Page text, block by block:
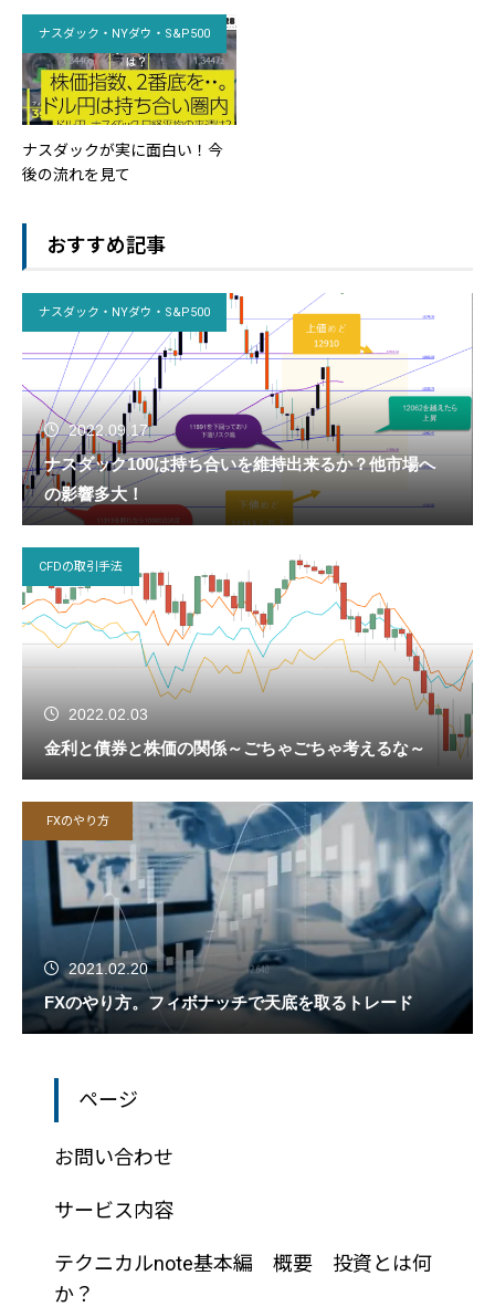
ナスダック・NYダウ・S&P500
ナスダックが実に面白い！今
後の流れを見て
おすすめ記事
ナスダック・NYダウ・S&P500
2022.09.17
ナスダック100は持ち合いを維持出来るか？他市場へ
の影響多大！
CFDの取引手法
2022.02.03
金利と債券と株価の関係～ごちゃごちゃ考えるな～
FXのやり方
2021.02.20
FXのやり方。フィボナッチで天底を取るトレード
ページ
お問い合わせ
サービス内容
テクニカルnote基本編 概要 投資とは何
か？